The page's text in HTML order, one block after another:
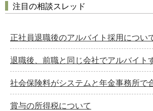
注目の相談スレッド
正社員退職後のアルバイト採用につい
退職後、前職と同じ会社でアルバイト
社会保険料がシステムと年金事務所で
賞与の所得税について